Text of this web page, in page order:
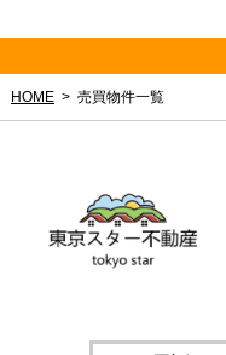
HOME 売買物件一覧